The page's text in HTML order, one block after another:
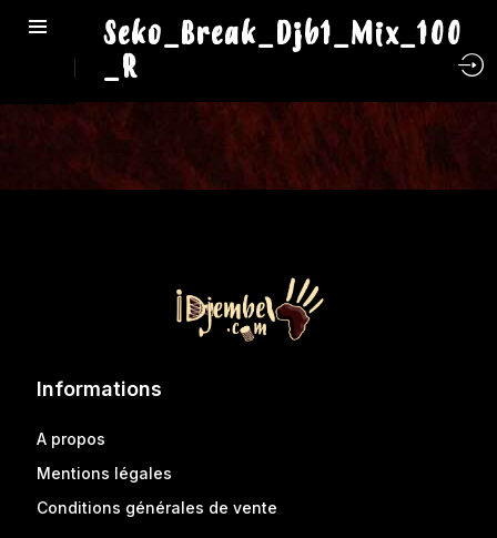
Seko_Break_Djb1_Mix_100
_R
Informations
A propos
Mentions légales
Conditions générales de vente